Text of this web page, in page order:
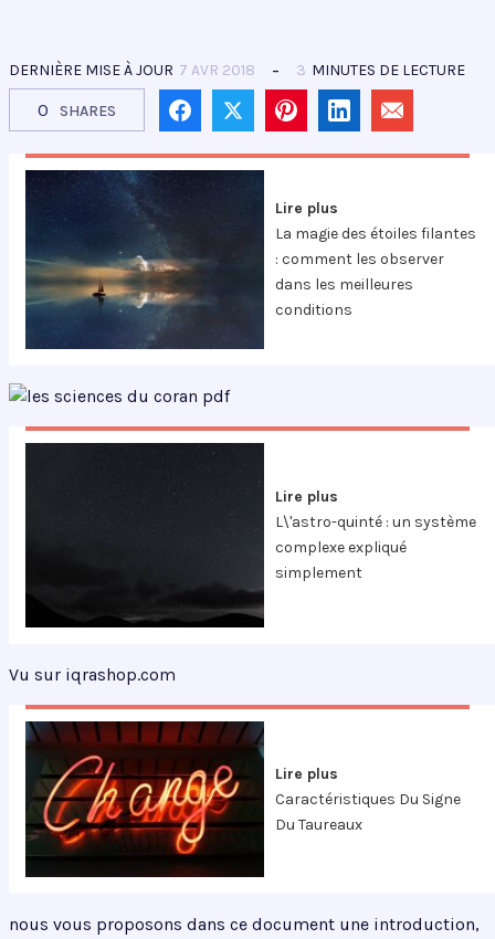
DERNIÈRE MISE À JOUR 7 AVR 2018 3 MINUTES DE LECTURE
0 SHARES
Lire plus
La magie des étoiles filantes
: comment les observer
dans les meilleures
conditions
Lire plus
L\'astro-quinté : un système
complexe expliqué
simplement
Vu sur iqrashop.com
Lire plus
Caractéristiques Du Signe
Du Taureaux
nous vous proposons dans ce document une introduction,